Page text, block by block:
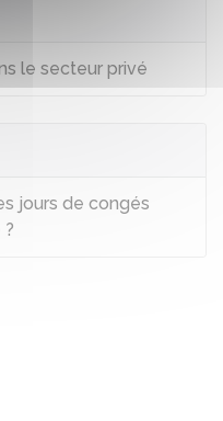
le secteur privé
jours de congés